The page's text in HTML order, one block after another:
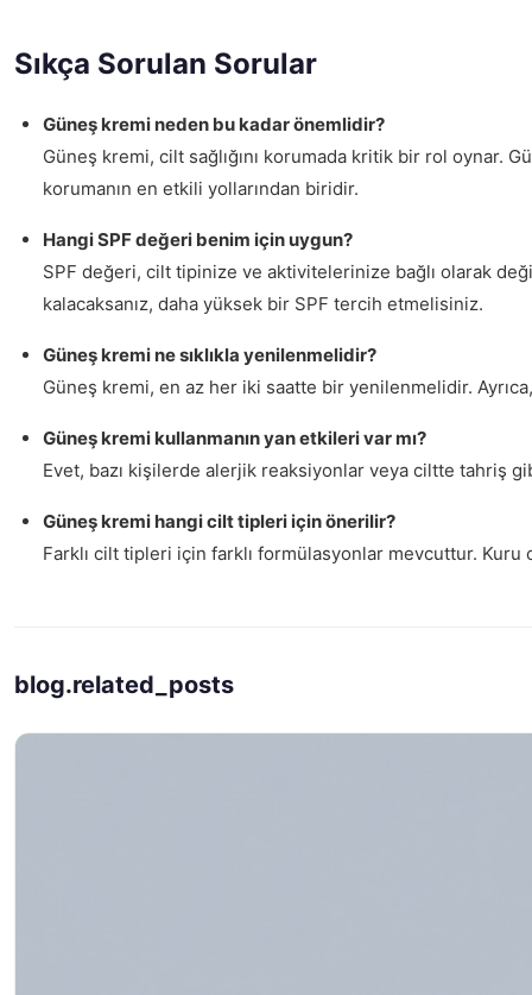
Sıkça Sorulan Sorular
Güneş kremi neden bu kadar önemlidir?
Güneş kremi, cilt sağlığını korumada kritik bir rol oynar.
korumanın en etkili yollarından biridir.
Hangi SPF değeri benim için uygun?
SPF değeri, cilt tipinize ve aktivitelerinize bağlı olarak
kalacaksanız, daha yüksek bir SPF tercih etmelisiniz.
Güneş kremi ne sıklıkla yenilenmelidir?
Güneş kremi, en az her iki saatte bir yenilenmelidir.
Güneş kremi kullanmanın yan etkileri var mı?
Evet, bazı kişilerde alerjik reaksiyonlar veya ciltte tahriş
Güneş kremi hangi cilt tipleri için önerilir?
Farklı cilt tipleri için farklı formülasyonlar mevcuttur.
blog.related_posts